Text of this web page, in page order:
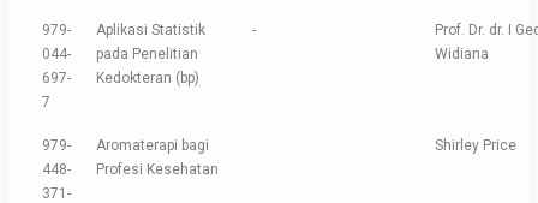
979-
044-
697-
7
Aplikasi Statistik
pada Penelitian
Kedokteran (bp)
-
Prof. Dr. dr. I
Widiana
979-
448-
371-
Aromaterapi bagi
Profesi Kesehatan
Shirley Price